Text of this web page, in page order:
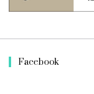
Facebook